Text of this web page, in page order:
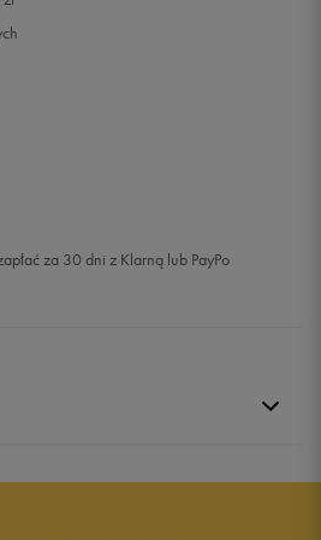
za 30 dni z Klarną lub PayPo
5.0